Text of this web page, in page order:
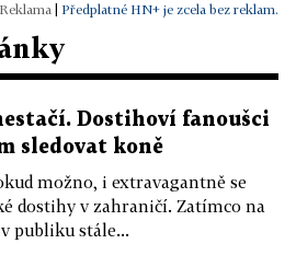
Předplatné HN+ je zcela bez reklam.
Dostihoví fanoušci
sledovat koně
možno, i extravagantně se
dostihy v zahraničí. Zatímco na
publiku stále...